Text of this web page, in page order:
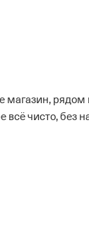
магазин,
чисто, без